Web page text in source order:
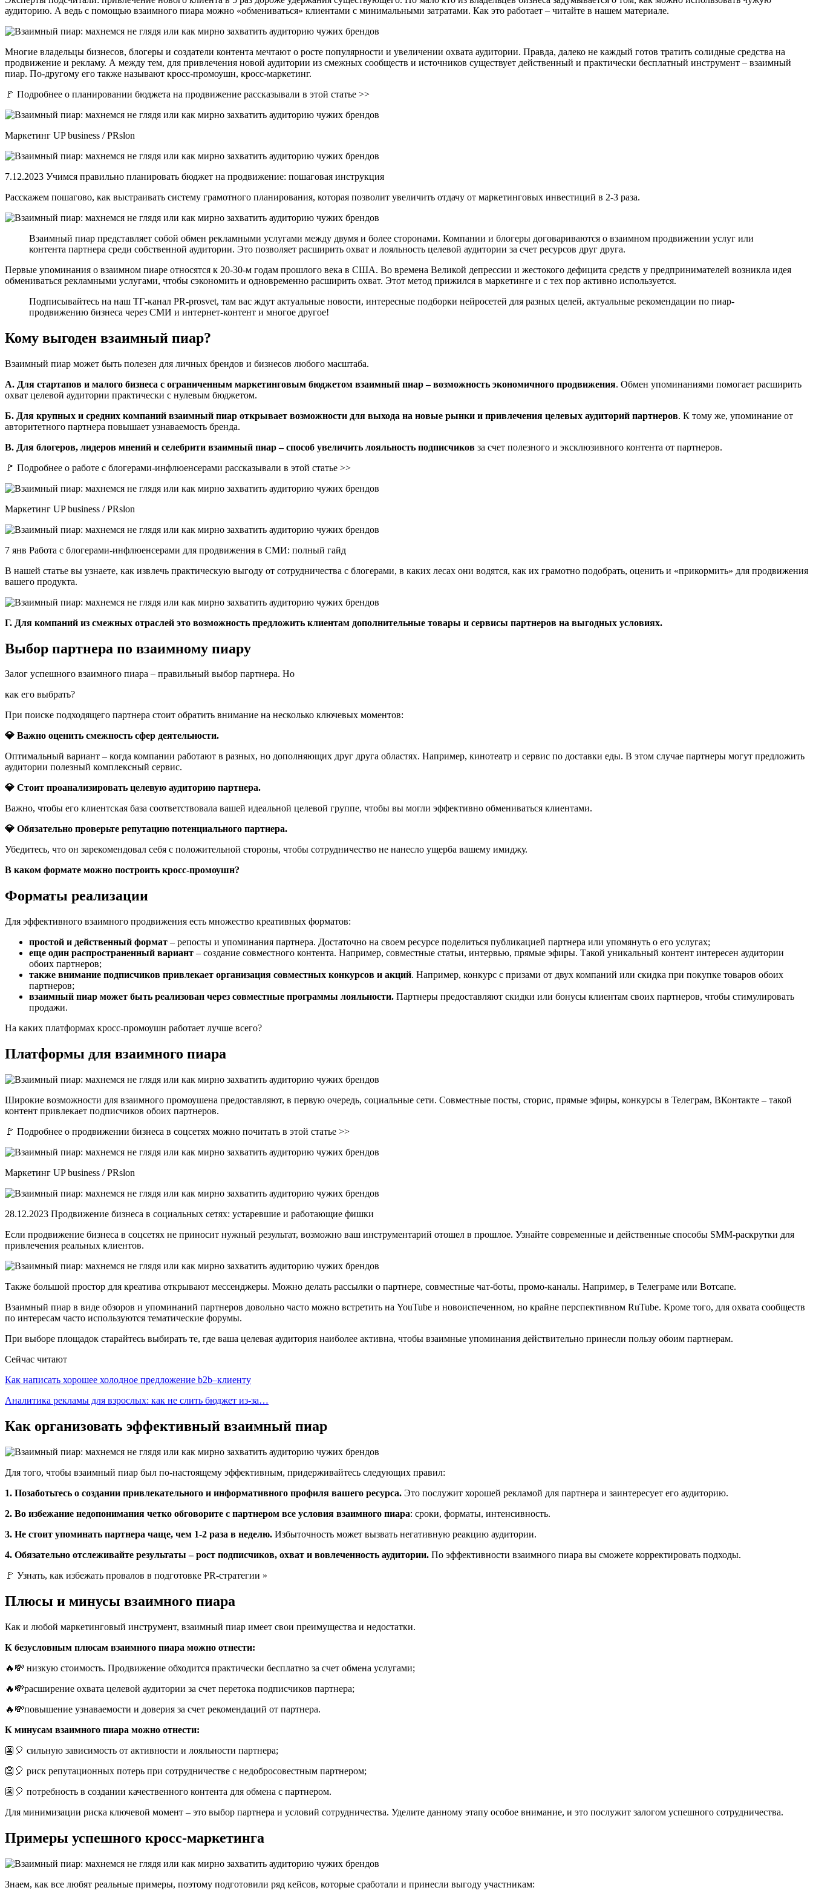
аудиторию. А ведь с помощью взаимного пиара можно «обмениваться» клиентами с минимальными затратами. Как это работает – читайте в нашем материале.
Многие владельцы бизнесов, блогеры и создатели контента мечтают о росте популярности и увеличении охвата аудитории. Правда, далеко не каждый готов тратить солидные средства на
продвижение и рекламу. А между тем, для привлечения новой аудитории из смежных сообществ и источников существует действенный и практически бесплатный инструмент – взаимный
пиар. По-другому его также называют кросс-промоушн, кросс-маркетинг.
🚩 Подробнее о планировании бюджета на продвижение рассказывали в этой статье >>
Маркетинг UP business / PRslon
7.12.2023 Учимся правильно планировать бюджет на продвижение: пошаговая инструкция
Расскажем пошагово, как выстраивать систему грамотного планирования, которая позволит увеличить отдачу от маркетинговых инвестиций в 2-3 раза.
Взаимный пиар представляет собой обмен рекламными услугами между двумя и более сторонами. Компании и блогеры договариваются о взаимном продвижении услуг или
контента партнера среди собственной аудитории. Это позволяет расширить охват и лояльность целевой аудитории за счет ресурсов друг друга.
Первые упоминания о взаимном пиаре относятся к 20-30-м годам прошлого века в США. Во времена Великой депрессии и жестокого дефицита средств у предпринимателей возникла идея
обмениваться рекламными услугами, чтобы сэкономить и одновременно расширить охват. Этот метод прижился в маркетинге и с тех пор активно используется.
Подписывайтесь на наш ТГ-канал PR-prosvet, там вас ждут актуальные новости, интересные подборки нейросетей для разных целей, актуальные рекомендации по пиар-
продвижению бизнеса через СМИ и интернет-контент и многое другое!
Кому выгоден взаимный пиар?
Взаимный пиар может быть полезен для личных брендов и бизнесов любого масштаба.
А. Для стартапов и малого бизнеса с ограниченным маркетинговым бюджетом взаимный пиар – возможность экономичного продвижения. Обмен упоминаниями помогает расширить
охват целевой аудитории практически с нулевым бюджетом.
Б. Для крупных и средних компаний взаимный пиар открывает возможности для выхода на новые рынки и привлечения целевых аудиторий партнеров. К тому же, упоминание от
авторитетного партнера повышает узнаваемость бренда.
В. Для блогеров, лидеров мнений и селебрити взаимный пиар – способ увеличить лояльность подписчиков за счет полезного и эксклюзивного контента от партнеров.
🚩 Подробнее о работе с блогерами-инфлюенсерами рассказывали в этой статье >>
Маркетинг UP business / PRslon
7 янв Работа с блогерами-инфлюенсерами для продвижения в СМИ: полный гайд
В нашей статье вы узнаете, как извлечь практическую выгоду от сотрудничества с блогерами, в каких лесах они водятся, как их грамотно подобрать, оценить и «прикормить» для продвижения
вашего продукта.
Г. Для компаний из смежных отраслей это возможность предложить клиентам дополнительные товары и сервисы партнеров на выгодных условиях.
Выбор партнера по взаимному пиару
Залог успешного взаимного пиара – правильный выбор партнера. Но
как его выбрать?
При поиске подходящего партнера стоит обратить внимание на несколько ключевых моментов:
💎 Важно оценить смежность сфер деятельности.
Оптимальный вариант – когда компании работают в разных, но дополняющих друг друга областях. Например, кинотеатр и сервис по доставки еды. В этом случае партнеры могут предложить
аудитории полезный комплексный сервис.
💎 Стоит проанализировать целевую аудиторию партнера.
Важно, чтобы его клиентская база соответствовала вашей идеальной целевой группе, чтобы вы могли эффективно обмениваться клиентами.
💎 Обязательно проверьте репутацию потенциального партнера.
Убедитесь, что он зарекомендовал себя с положительной стороны, чтобы сотрудничество не нанесло ущерба вашему имиджу.
В каком формате можно построить кросс-промоушн?
Форматы реализации
Для эффективного взаимного продвижения есть множество креативных форматов:
простой и действенный формат – репосты и упоминания партнера. Достаточно на своем ресурсе поделиться публикацией партнера или упомянуть о его услугах;
еще один распространенный вариант – создание совместного контента. Например, совместные статьи, интервью, прямые эфиры. Такой уникальный контент интересен аудитории
обоих партнеров;
также внимание подписчиков привлекает организация совместных конкурсов и акций. Например, конкурс с призами от двух компаний или скидка при покупке товаров обоих
партнеров;
взаимный пиар может быть реализован через совместные программы лояльности. Партнеры предоставляют скидки или бонусы клиентам своих партнеров, чтобы стимулировать
продажи.
На каких платформах кросс-промоушн работает лучше всего?
Платформы для взаимного пиара
Широкие возможности для взаимного промоушена предоставляют, в первую очередь, социальные сети. Совместные посты, сторис, прямые эфиры, конкурсы в Телеграм, ВКонтакте – такой
контент привлекает подписчиков обоих партнеров.
🚩 Подробнее о продвижении бизнеса в соцсетях можно почитать в этой статье >>
Маркетинг UP business / PRslon
28.12.2023 Продвижение бизнеса в социальных сетях: устаревшие и работающие фишки
Если продвижение бизнеса в соцсетях не приносит нужный результат, возможно ваш инструментарий отошел в прошлое. Узнайте современные и действенные способы SMM-раскрутки для
привлечения реальных клиентов.
Также большой простор для креатива открывают мессенджеры. Можно делать рассылки о партнере, совместные чат-боты, промо-каналы. Например, в Телеграме или Вотсапе.
Взаимный пиар в виде обзоров и упоминаний партнеров довольно часто можно встретить на YouTube и новоиспеченном, но крайне перспективном RuTube. Кроме того, для охвата сообществ
по интересам часто используются тематические форумы.
При выборе площадок старайтесь выбирать те, где ваша целевая аудитория наиболее активна, чтобы взаимные упоминания действительно принесли пользу обоим партнерам.
Сейчас читают
Как написать хорошее холодное предложение b2b–клиенту
Аналитика рекламы для взрослых: как не слить бюджет из-за…
Как организовать эффективный взаимный пиар
Для того, чтобы взаимный пиар был по-настоящему эффективным, придерживайтесь следующих правил:
1. Позаботьтесь о создании привлекательного и информативного профиля вашего ресурса. Это послужит хорошей рекламой для партнера и заинтересует его аудиторию.
2. Во избежание недопонимания четко обговорите с партнером все условия взаимного пиара: сроки, форматы, интенсивность.
3. Не стоит упоминать партнера чаще, чем 1-2 раза в неделю. Избыточность может вызвать негативную реакцию аудитории.
4. Обязательно отслеживайте результаты – рост подписчиков, охват и вовлеченность аудитории. По эффективности взаимного пиара вы сможете корректировать подходы.
🚩 Узнать, как избежать провалов в подготовке PR-стратегии »
Плюсы и минусы взаимного пиара
Как и любой маркетинговый инструмент, взаимный пиар имеет свои преимущества и недостатки.
К безусловным плюсам взаимного пиара можно отнести:
🔥💸 низкую стоимость. Продвижение обходится практически бесплатно за счет обмена услугами;
🔥💸расширение охвата целевой аудитории за счет перетока подписчиков партнера;
🔥💸повышение узнаваемости и доверия за счет рекомендаций от партнера.
К минусам взаимного пиара можно отнести:
👺🎈 сильную зависимость от активности и лояльности партнера;
👺🎈 риск репутационных потерь при сотрудничестве с недобросовестным партнером;
👺🎈 потребность в создании качественного контента для обмена с партнером.
Для минимизации риска ключевой момент – это выбор партнера и условий сотрудничества. Уделите данному этапу особое внимание, и это послужит залогом успешного сотрудничества.
Примеры успешного кросс-маркетинга
Знаем, как все любят реальные примеры, поэтому подготовили ряд кейсов, которые сработали и принесли выгоду участникам: